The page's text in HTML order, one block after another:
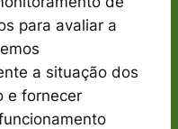
para avaliar a
a situação dos
e fornecer